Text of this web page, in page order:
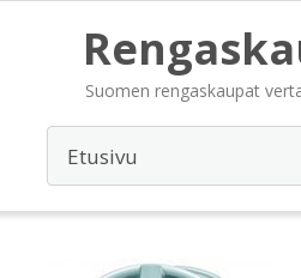
Suomen rengaskaupat